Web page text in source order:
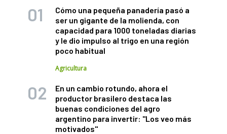
Cómo una pequeña panadería pasó a
ser un gigante de la molienda, con
capacidad para 1000 toneladas diarias
y le dio impulso al trigo en una región
poco habitual
Agricultura
En un cambio rotundo, ahora el
productor brasilero destaca las
buenas condiciones del agro
argentino para invertir: "Los veo más
motivados"